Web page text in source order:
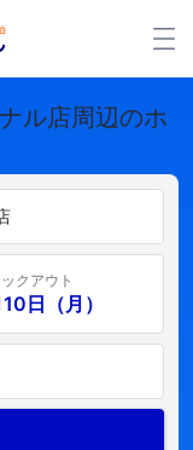
ル店周辺のホ
クアウト
日（月）